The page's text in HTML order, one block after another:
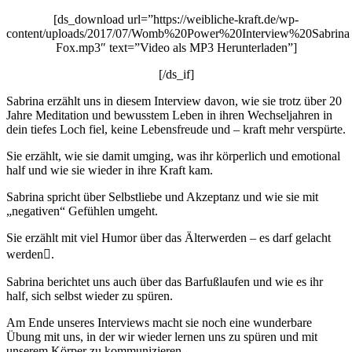
[ds_download url=”https://weibliche-kraft.de/wp-
content/uploads/2017/07/Womb%20Power%20Interview%20Sabrina
Fox.mp3″ text=”Video als MP3 Herunterladen”]
[/ds_if]
Sabrina erzählt uns in diesem Interview davon, wie sie trotz über 20
Jahre Meditation und bewusstem Leben in ihren Wechseljahren in
dein tiefes Loch fiel, keine Lebensfreude und – kraft mehr verspürte.
Sie erzählt, wie sie damit umging, was ihr körperlich und emotional
half und wie sie wieder in ihre Kraft kam.
Sabrina spricht über Selbstliebe und Akzeptanz und wie sie mit
„negativen“ Gefühlen umgeht.
Sie erzählt mit viel Humor über das Älterwerden – es darf gelacht
werden.
Sabrina berichtet uns auch über das Barfußlaufen und wie es ihr
half, sich selbst wieder zu spüren.
Am Ende unseres Interviews macht sie noch eine wunderbare
Übung mit uns, in der wir wieder lernen uns zu spüren und mit